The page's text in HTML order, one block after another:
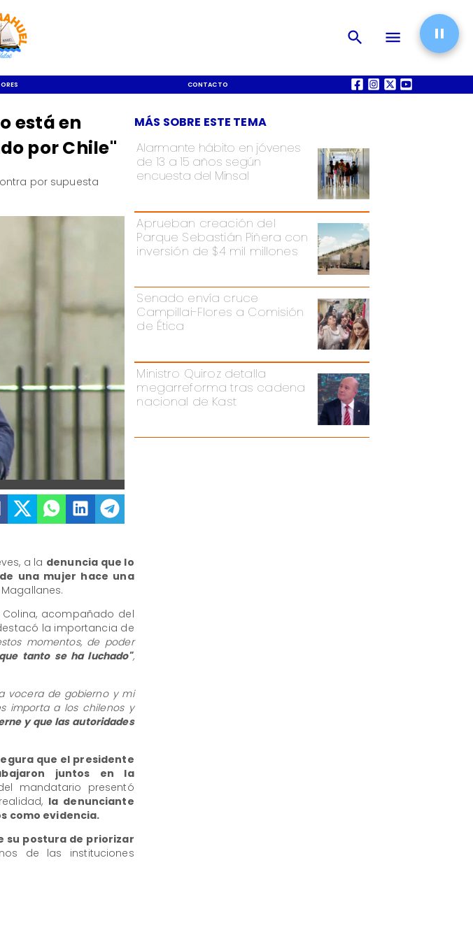
CONTACTO QUIÉNES SOMOS
Alarmante hábito en jóvenes
de 13 a 15 años según
encuesta del Minsal
Aprueban creación del
Parque Sebastián Piñera con
inversión de $4 mil millones
Senado envía cruce
Campillai-Flores a Comisión
de Ética
Ministro Quiroz detalla
megarreforma tras cadena
nacional de Kast
MÁS SOBRE ESTE TEMA
está en
por Chile"
por supuesta
a la denuncia que lo
una mujer hace una
acompañado del
la importancia de
momentos, de poder
tanto se ha luchado",
vocera de gobierno y mi
importa a los chilenos y
y que las autoridades
que el presidente
juntos en la
mandatario presentó
la denunciante
como evidencia.
su postura de priorizar
de las instituciones